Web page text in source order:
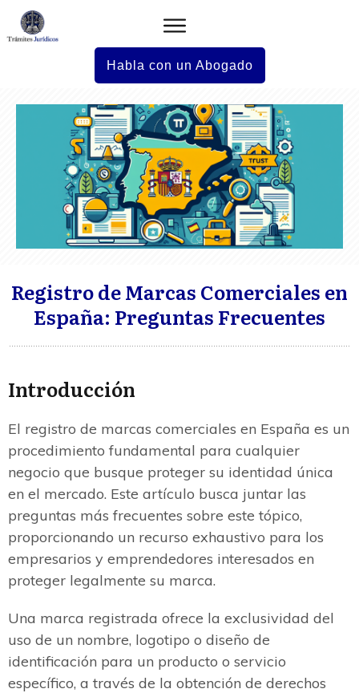
Habla con un Abogado
Registro de Marcas Comerciales en
España: Preguntas Frecuentes
Introducción
El registro de marcas comerciales en España es un
procedimiento fundamental para cualquier
negocio que busque proteger su identidad única
en el mercado. Este artículo busca juntar las
preguntas más frecuentes sobre este tópico,
proporcionando un recurso exhaustivo para los
empresarios y emprendedores interesados en
proteger legalmente su marca.
Una marca registrada ofrece la exclusividad del
uso de un nombre, logotipo o diseño de
identificación para un producto o servicio
específico, a través de la obtención de derechos